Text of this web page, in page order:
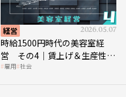
経営 2026.05.07
時給1500円時代の美容室経
営 その4｜賃上げ＆生産性向
上につなげる賢い助成金活用
雇用 社会